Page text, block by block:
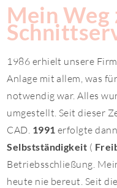
Mein Weg
1986 erhielt unsere
Anlage mit allem, was
notwendig war. Alles
umgestellt. Seit dieser
CAD. 1991 erfolgte
Selbstständigkeit (
Betriebsschließung.
heute nie bereut. Seit